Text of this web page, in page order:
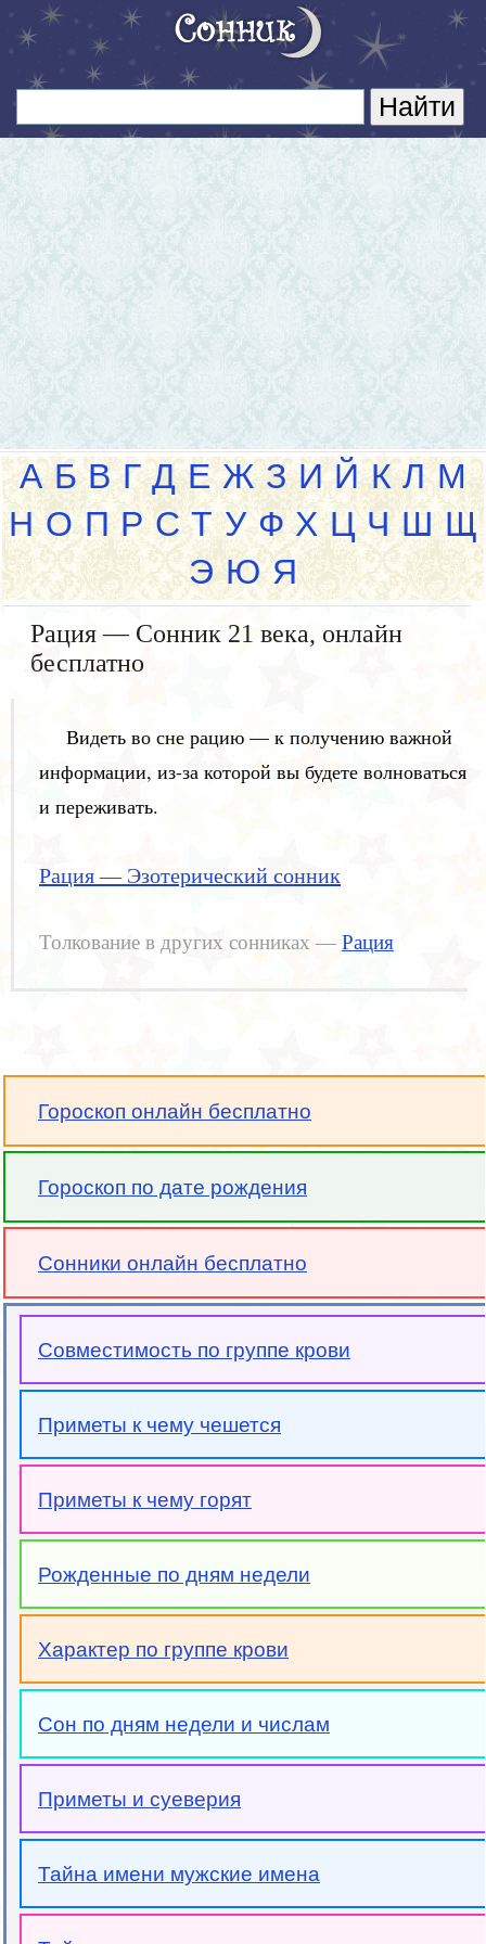
А Б В Г Д Е Ж З И Й К Л М
Н О П Р С Т У Ф Х Ц Ч Ш Щ
Э Ю Я
Рация — Сонник 21 века, онлайн
бесплатно
Видеть во сне рацию — к получению важной
информации, из-за которой вы будете волноваться
и переживать.
Рация — Эзотерический сонник
Толкование в других сонниках — Рация
Гороскоп онлайн бесплатно
Гороскоп по дате рождения
Сонники онлайн бесплатно
Совместимость по группе крови
Приметы к чему чешется
Приметы к чему горят
Рожденные по дням недели
Характер по группе крови
Сон по дням недели и числам
Приметы и суеверия
Тайна имени мужские имена